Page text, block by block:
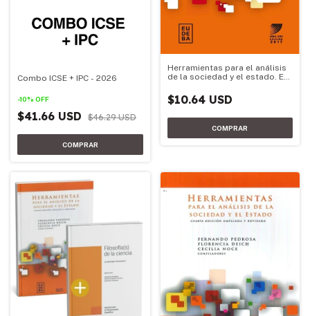
Combo ICSE + IPC - 2026
-10% OFF
$41.66 USD $46.29 USD
Herramientas para el análisis
de la sociedad y el estado. Ed.
$10.64 USD